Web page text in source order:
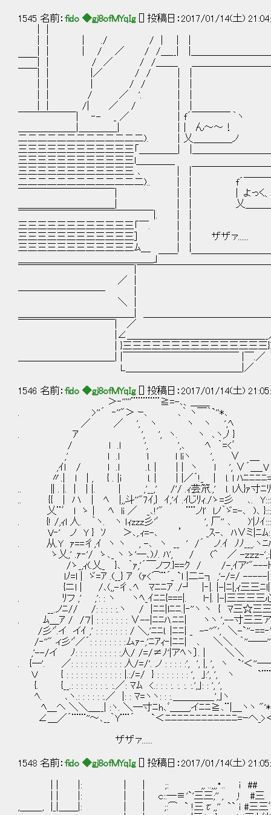
1545 名前： fido ◆gj8ofMYqIg
[] 投稿日：2017/01/14(土)
| | | ./ / | | |
| | | / ／ / /＿__| |＿＿＿＿＿＿＿＿＿
￣￣| | / ／ / /＿＿_ ＿＿＿＿＿＿＿＿
￣￣| | |／ / / | | | |
| | | / / | |
| | / ／ '. | |
| | /| ／ / | |
￣￣￣￣￣￣| ‐- _ ／ | f´￣￣￣￣
＿＿＿＿＿＿|＿＿＿＿| | | ん～
二二二二二二二二二二二二二). | 乂＿＿＿
三三三三三三三三三三三三「＿＿＿＿| |＿＿＿＿＿＿＿
三三三三三三三三三三三三l＿＿＿＿
三三三三三三三三三三三三 ､ | |￣￣￣￣￣￣￣￣
二二二二二二二二二二二二二).. | | f´￣￣￣￣
￣￣￣￣￣￣￣￣￣￣| | | | よっく、寝
＿＿＿＿＿＿＿＿＿＿| | | 乂＿＿＿＿
三三三三三三三三三三三三「￣.
三三三三三三三三三三三三] | | ザザァ
三三三三三三三三三三三三ﾑ＿
／ |
───────── | ザザァ
＼ |
￣￣￣￣￣￣￣￣￣￣| ／
|∠＿＿＿＿＿＿＿＿＿＿＿＿＿＿__
| }三三三三三三三三三三三三三三三})
＿＿＿＿＿＿＿＿＿＿| |￣￣￣￣￣￣￣￣￣￣￣￣ |￣.／
L＿＿＿＿＿＿＿＿＿＿＿＿|／
1546 名前： fido ◆gj8ofMYqIg
[] 投稿日：2017/01/14(土)
＞‐'''''¨¨¨¨¨¨≧=-､、＿＿
. >''´ ‐''"＞ ｰ､ ､｀ ヽ￣｀`''*､
／ ／ ', ヽ ヽ ヽ ',ﾍ
. ｱ ', ', ヽ. ヽ ､ヽ,ﾉ }
/ l .ｌ ', ',､ ﾍ ｀=<ﾞ
,' l .ｌ l l liヽ ', ∨ ＿
,ｲｌ / l .l .l. | | | ヽ l ', ∨´＿_V
〃.| l | , { . |i l. | | |／´!_ | l. l ﾊﾆﾆﾆﾆ
.. ∥. |. | | |. | ,'__,' /'/ .ｨ芸笊.,' l. l人}ｧ寸ﾆﾘ:::`
.. {{ | ハ | ﾍ |,,斗''"7ｲ,} ｲ,'ｲ .ｲじﾘｨ./ゝ=彡 ､.
乂¨ﾞ l ゝ | ﾍ li ／ _､!'" ¨¨ノl' lノ｀ゞ=-､ )､ }:::::::{
. {! /,ｨl 人. ｀ヽ. ヽ ｌｨzzz彡'ﾞ ', 厂'' ､ )'|ﾉｲ
V‐' ノ Y } ｿ ＞､,.ｨ=-､ ’ _ｽ-､ ﾊ∨ミ|ﾆﾑ
. 从.Y ｧ==彳,ｲ ヽ ヽ , -､ ヽ __ ' /´ ノ.ｲ ﾉﾉ___.ヽﾆﾊ
ゝ乂,' .ｧ‐'/ ゝ､_ ヽ ゝ'―､)ﾉ. ﾊ', / (^ ／ -ｚｚｚ-',:|.ﾍ
/ゝ_,ｨ(.乂_ }､ ｀ｧ,'´￣ノフ.}==ｸ / /-,ｲア'"---ト､
lﾉ=l | ゞ=ｱ .(__} ｱ (ｧ<⌒¨´_ `l |二ﾆ┐ ,'-/=/ -----|
{ニl | /､(,,-彳､ﾍ ﾏﾆﾆｱ ./┘ |‐|. |-|ﾆ|,ｨ三三ﾆl|
. ﾘフ ,' ,': : ヽ ヽﾍ_ｲﾆﾆ{===|. l‐|. |-|三三三三心
__.ノﾆ// /: : : : :.ヽ / |ﾆﾆ|lﾆﾆ.|‐''ヽ ヽ { ﾏ三☆三
. ﾑ＿ｱ / /７| : : : : : : : ∨--|ﾆﾆﾊ.ﾆﾆ| ヽヽ ',--寸三三ア
/彡'ﾞ.イ イｲ ,' : : : : : : : / ＼,'ﾆﾆl. |ﾆﾆ| _ -‐''"', ＼-
/‐''" ィ彡'ﾞ／´: : : : : : : :ムｧ‐,'ﾆｱｨ‐|ﾆﾆ| ､ ＼＼ ｀
,'--/イ ﾉ: : : : : : : : : :人/ /=/≠ﾉ'|アﾍヽ〕. | ＼
. {―'. ／: : : : : : : : : : : 人/=/'. ノ : : : : :', ', |, ', ヽ `'
Ｖ { : : : : : : : : : : : : |.:/=/ } : : : : : : : ', ｣:', ', ヽ
{. {__.: : : : : : : :. :.／: ﾏﾑ <.: : : :. :. :. :.',
ﾍ. ､ヽ.: : : : : :.／ |: : ﾏ=ヽヽ: : :.＿＿＿＿
ﾍ＿ヘ ＼＼＿__| :ヽ. ＼―寸ﾆh､ﾞ＿＿,イﾆﾆ≧､¨|＿ヽヽ "'*
∠＿／´¨¨¨''～､__｀Y¨¨´ `＜ﾆﾆﾆﾆﾆﾆﾆﾆﾆﾆﾆﾆ=ｰへ_>
ザザァ......
1548 名前： fido ◆gj8ofMYqIg [] 投稿日：2017/01/14(土)
| | |: | | ;: ,, ..,,,・.. ｉ ##
| | |: | | c::─≡'`'三三;'' , ,! #三 ;:
,＿＿_, |_|＿＿|: | | ;:⌒ ` !三τ,,'' `` ｉ #三三ﾞ